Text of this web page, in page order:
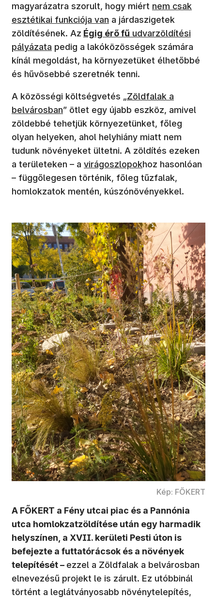
magyarázatra szorult, hogy miért nem csak
esztétikai funkciója van a járdaszigetek
zöldítésének. Az Égig érő fű udvarzöldítési
pályázata pedig a lakóközösségek számára
kínál megoldást, ha környezetüket élhetőbbé
és hűvösebbé szeretnék tenni.
A közösségi költségvetés „Zöldfalak a
belvárosban” ötlet egy újabb eszköz, amivel
zöldebbé tehetjük környezetünket, főleg
olyan helyeken, ahol helyhiány miatt nem
tudunk növényeket ültetni. A zöldítés ezeken
a területeken – a virágoszlopokhoz hasonlóan
– függőlegesen történik, főleg tűzfalak,
homlokzatok mentén, kúszónövényekkel.
Kép: FŐKERT
A FŐKERT a Fény utcai piac és a Pannónia
utca homlokzatzöldítése után egy harmadik
helyszínen, a XVII. kerületi Pesti úton is
befejezte a futtatórácsok és a növények
telepítését – ezzel a Zöldfalak a belvárosban
elnevezésű projekt le is zárult. Ez utóbbinál
történt a leglátványosabb növénytelepítés,